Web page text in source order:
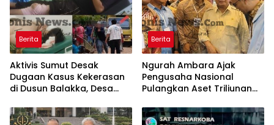
Berita
Aktivis Sumut Desak
Dugaan Kasus Kekerasan
di Dusun Balakka, Desa
Tuntas
Berita
Ngurah Ambara Ajak
Pengusaha Nasional
Pulangkan Aset Triliunan
Investor Global